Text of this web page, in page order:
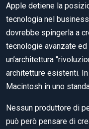
Apple detiene la
tecnologia nel
dovrebbe spingerla a
tecnologie avanzate
un’architettura
architetture esistenti.
Macintosh in uno
Nessun produttore di
può però pensare di